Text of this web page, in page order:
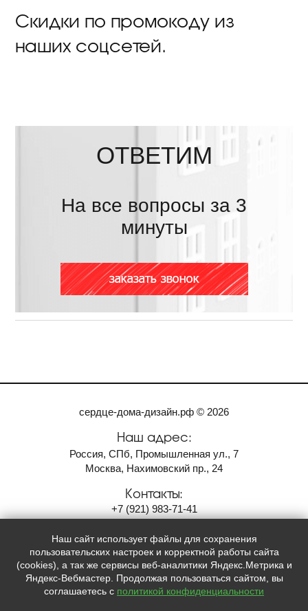
Скидки по промокоду из
наших соцсетей.
ОТВЕТИМ
На все вопросы за 3
минуты
сердце-дома-дизайн.рф © 2026
Наш адрес:
Россия, СПб, Промышленная ул., 7
Москва, Нахимовский пр., 24
Контакты:
+7 (921) 983-71-41
Мы в социальных сетях:
   
Наш сайт использует файлы для сохранения
пользовательских настроек и корректной работы сайта
(cookies), а так же сервисы веб-аналитики Яндекс.Метрика и
Яндекс-Вебмастер. Продолжая пользоваться сайтом, вы
соглашаетесь с политикой конфиденциальности